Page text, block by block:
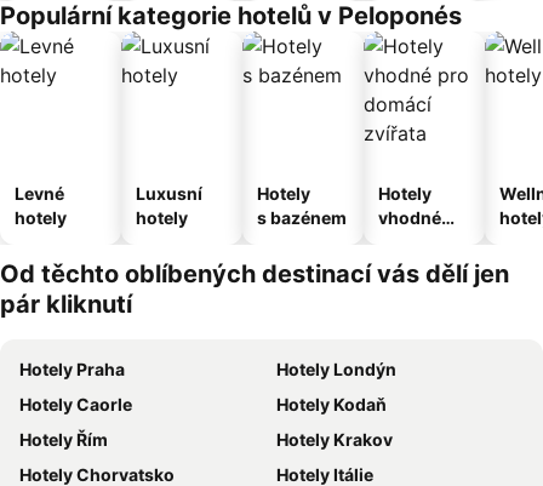
Populární kategorie hotelů v Peloponés
Levné
hotely
Luxusní
hotely
Hotely
s bazénem
Hotely
vhodné
domácí
zvířata
Od těchto oblíbených destinací vás dělí jen
pár kliknutí
Hotely Praha
Hotely Londýn
Hotely Caorle
Hotely Kodaň
Hotely Řím
Hotely Krakov
Hotely Chorvatsko
Hotely Itálie